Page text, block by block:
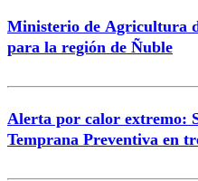
Ministerio de Agricultura
para la región de Ñuble
Alerta por calor extremo:
Temprana Preventiva en